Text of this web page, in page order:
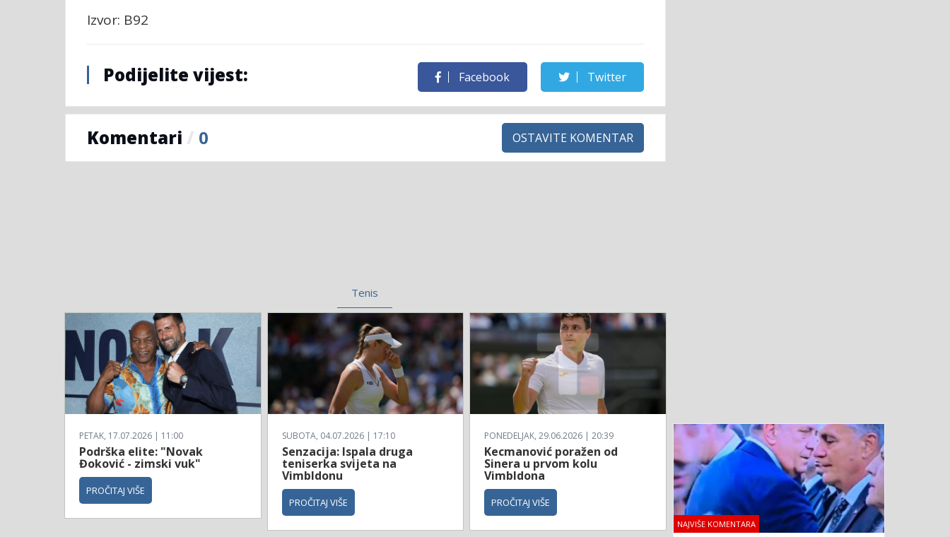
Izvor: B92
Podijelite vijest: Facebook Twitter
Komentari / 0 OSTAVITE KOMENTAR
Tenis
PETAK, 17.07.2026 | 11:00
Podrška elite: "Novak
Đoković - zimski vuk"
PROČITAJ VIŠE
SUBOTA, 04.07.2026 | 17:10
Senzacija: Ispala druga
teniserka svijeta na
Vimbldonu
PROČITAJ VIŠE
PONEDELJAK, 29.06.2026 | 20:39
Kecmanović poražen od
Sinera u prvom kolu
Vimbldona
PROČITAJ VIŠE
NAJVIŠE KOMENTARA